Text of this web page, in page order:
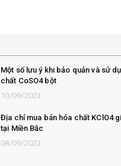
Một số lưu ý khi bảo quản và sử
chất CoSO4 bột
10/09/2023
Địa chỉ mua bán hóa chất KClO4
tại Miền Bắc
08/09/2023